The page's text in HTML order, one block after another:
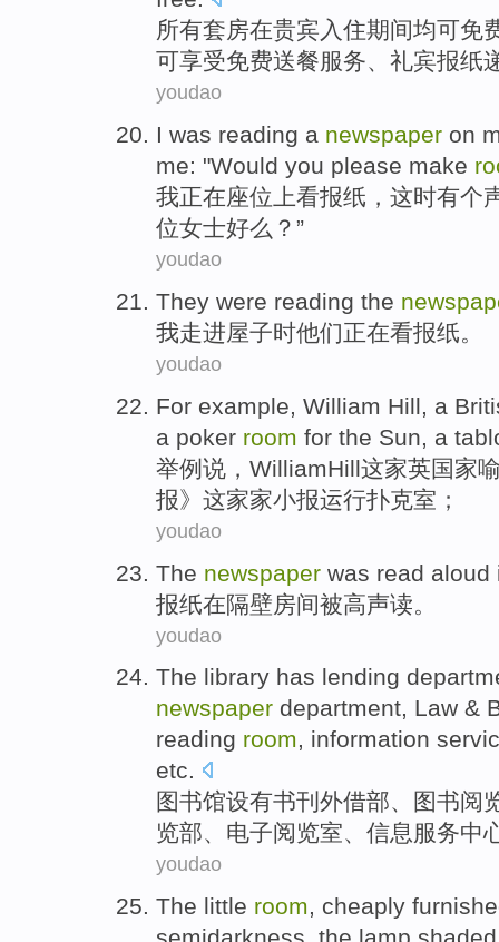
所有套房在贵宾 入住期间均可免
可享受免费送餐服务、 礼宾报纸
youdao
I was reading a newspaper on
me: "Would you please make
我正在座位 上看报纸 ， 这时有个
位女士好么？”
youdao
They were reading the
我走进屋子时他们正在看报纸。
youdao
For example, William Hill, a
a poker room for the Sun, a
举例 说， WilliamHill这家英国家
报》这家家小报运行扑克室 ；
youdao
The newspaper was read aloud
报纸在隔壁房间被高声读 。
youdao
The library has lending
newspaper department, Law &
reading room, information
etc.
图书馆设有书刊 外借部、图书阅
览部、电子阅览室、 信息服务中
youdao
The little room, cheaply